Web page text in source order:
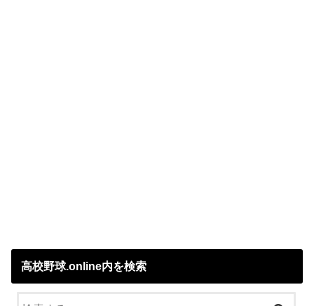
高校野球.online内を検索